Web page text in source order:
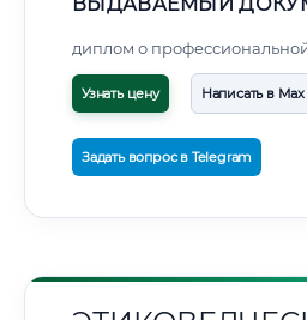
диплом о
Узнать цену Написать в Max
Задать вопрос в Telegram